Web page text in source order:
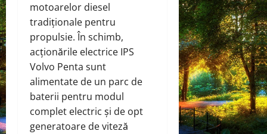
motoarelor diesel
tradiționale pentru
propulsie. În schimb,
acționările electrice IPS
Volvo Penta sunt
alimentate de un parc de
baterii pentru modul
complet electric și de opt
generatoare de viteză